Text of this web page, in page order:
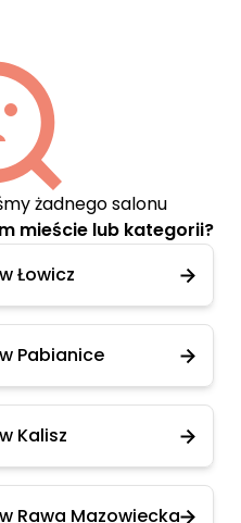
żadnego salonu
mieście lub kategorii?
Łowicz
Pabianice
Kalisz
Rawa Mazowiecka